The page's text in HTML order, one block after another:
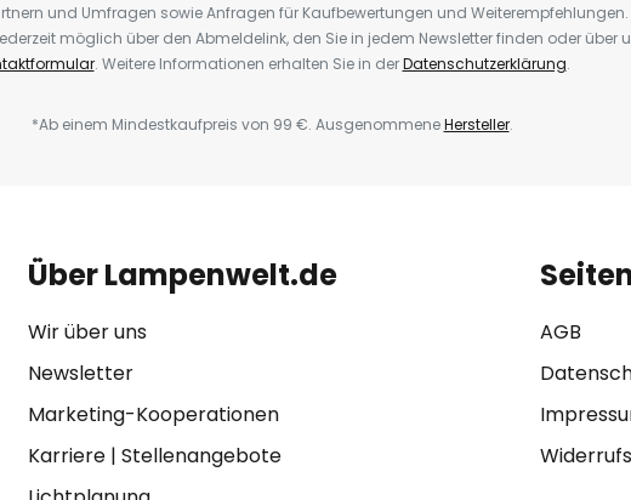
und Umfragen sowie Anfragen für Kaufbewertungen und Weiterempfehlungen.
möglich über den Abmeldelink, den Sie in jedem Newsletter finden oder über
. Weitere Informationen erhalten Sie in derDatenschutzerklärung.
*Ab einem Mindestkaufpreis von 99 €. AusgenommeneHersteller.
Über Lampenwelt.de
Wir über uns
Newsletter
Marketing-Kooperationen
Karriere| Stellenangebote
AGB